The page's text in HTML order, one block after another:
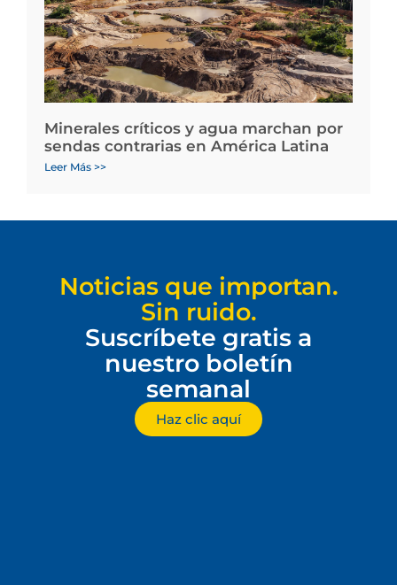
Minerales críticos y agua marchan por
sendas contrarias en América Latina
Leer Más >>
Noticias que importan.
Sin ruido.
Suscríbete gratis a
nuestro boletín
semanal
Haz clic aquí